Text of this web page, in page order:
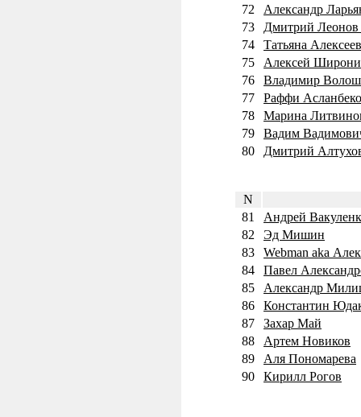
72
Александр
73
Дмитрий Леонов
74
Татьяна
75
Алексей
76
Владимир
77
Раффи
78
Марина
79
Вадим
80
Дмитрий
N
81
Андрей
82
Эд Мишин
83
Webman aka
84
Павел
85
Александр
86
Константин
87
Захар Май
88
Артем Новиков
89
Аля Пономарева
90
Кирилл Рогов